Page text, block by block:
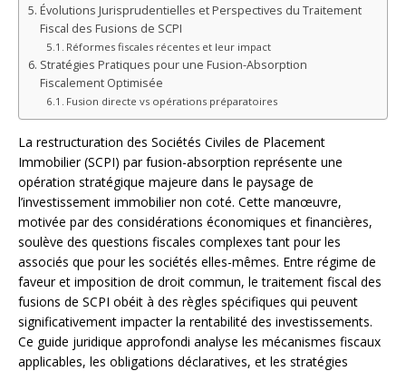
Évolutions Jurisprudentielles et Perspectives du Traitement
Fiscal des Fusions de SCPI
Réformes fiscales récentes et leur impact
Stratégies Pratiques pour une Fusion-Absorption
Fiscalement Optimisée
Fusion directe vs opérations préparatoires
La restructuration des Sociétés Civiles de Placement
Immobilier (SCPI) par fusion-absorption représente une
opération stratégique majeure dans le paysage de
l’investissement immobilier non coté. Cette manœuvre,
motivée par des considérations économiques et financières,
soulève des questions fiscales complexes tant pour les
associés que pour les sociétés elles-mêmes. Entre régime de
faveur et imposition de droit commun, le traitement fiscal des
fusions de SCPI obéit à des règles spécifiques qui peuvent
significativement impacter la rentabilité des investissements.
Ce guide juridique approfondi analyse les mécanismes fiscaux
applicables, les obligations déclaratives, et les stratégies